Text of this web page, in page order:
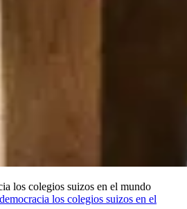
los colegios suizos en el mundo
los colegios suizos en el